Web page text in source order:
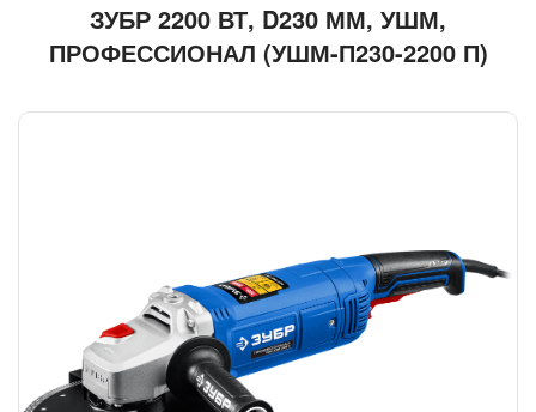
ЗУБР 2200 ВТ, D230 ММ, УШМ,
ПРОФЕССИОНАЛ (УШМ-П230-2200 П)